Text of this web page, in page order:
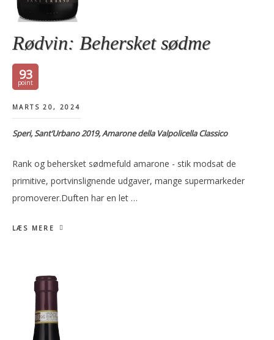
Rødvin: Behersket sødme
93
MARTS 20, 2024
Speri, Sant’Urbano 2019, Amarone della Valpolicella Classico
Rank og behersket sødmefuld amarone - stik modsat de
primitive, portvinslignende udgaver, mange supermarkeder
promoverer.Duften har en let …
LÆS MERE